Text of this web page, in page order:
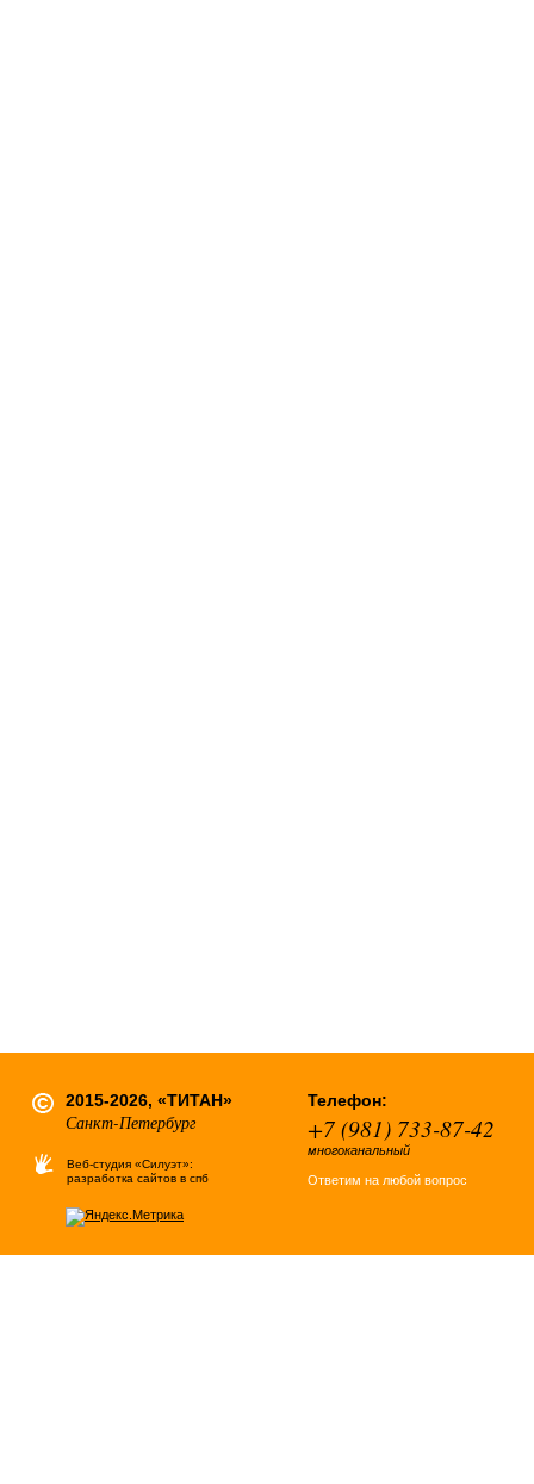
2015-2026, «ТИТАН»
Санкт-Петербург
Веб-студия «Силуэт»:
разработка сайтов в спб
Телефон:
+7 (981) 733-87-42
многоканальный
Ответим на любой вопрос